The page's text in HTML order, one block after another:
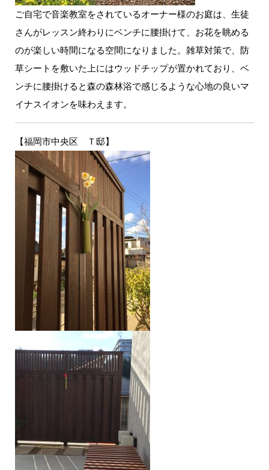
ご自宅で音楽教室をされているオーナー様のお庭は、生徒
さんがレッスン終わりにベンチに腰掛けて、お花を眺める
のが楽しい時間になる空間になりました。雑草対策で、防
草シートを敷いた上にはウッドチップが置かれており、ベ
ンチに腰掛けると森の森林浴で感じるような心地の良いマ
イナスイオンを味わえます。
【福岡市中央区 Ｔ邸】